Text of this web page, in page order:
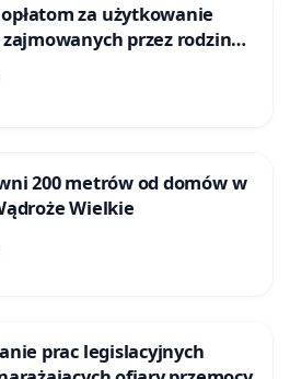
za użytkowanie
przez rodzinne
200 metrów od domów w
Wielkie
prac legislacyjnych